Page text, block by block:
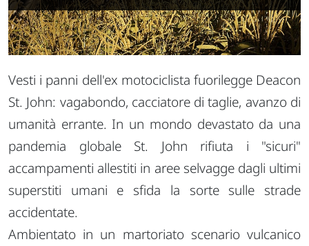
Vesti i panni dell'ex motociclista fuorilegge Deacon
St. John: vagabondo, cacciatore di taglie, avanzo di
umanità errante. In un mondo devastato da una
pandemia globale St. John rifiuta i "sicuri"
accampamenti allestiti in aree selvagge dagli ultimi
superstiti umani e sfida la sorte sulle strade
accidentate.
Ambientato in un martoriato scenario vulcanico